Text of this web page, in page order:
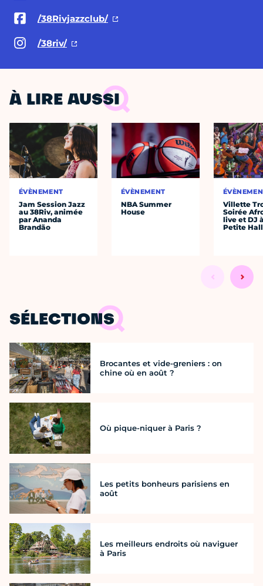
/38Rivjazzclub/
/38riv/
À LIRE AUSSI
ÉVÈNEMENT
Jam Session Jazz
au 38Riv, animée
par Ananda
Brandão
ÉVÈNEMENT
NBA Summer
House
Villette
Soirée
live et DJ
Petite
SÉLECTIONS
Brocantes et vide-greniers : on
chine où en août ?
Où pique-niquer à Paris ?
Les petits bonheurs parisiens en
août
Les meilleurs endroits où naviguer
à Paris